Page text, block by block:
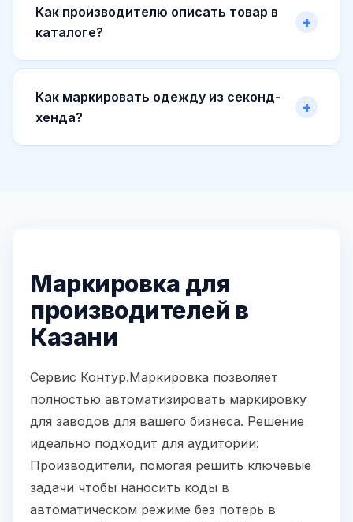
Как производителю описать товар в
каталоге?
Как маркировать одежду из секонд-
хенда?
Маркировка для
производителей в
Казани
Сервис Контур.Маркировка позволяет
полностью автоматизировать маркировку
для заводов для вашего бизнеса. Решение
идеально подходит для аудитории:
Производители, помогая решить ключевые
задачи чтобы наносить коды в
автоматическом режиме без потерь в